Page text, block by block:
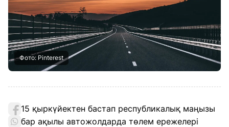
Фото: Pinterest
15 қыркүйектен бастап республикалық маңызы
бар ақылы автожолдарда төлем ережелері